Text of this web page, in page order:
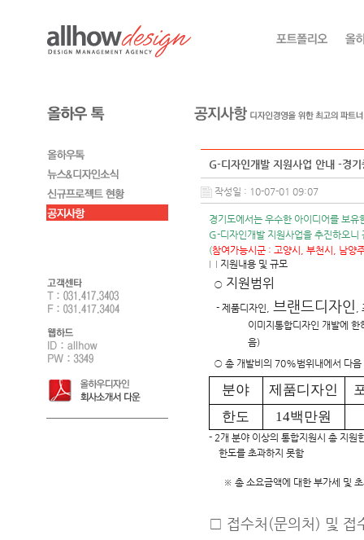
G-디자인개발 지원사업 안내 -경
작성일 : 10-07-01 09:07
경기도에서는 우수한 아이디어를 보유
G-디자인개발 지원사업을 추진하오니
(참여가능시군 : 고양시, 부천시, 남양
□ 지원내용 및 규모
○ 지원범위
- 제품디자인, 브랜드디자인
이미지통합디자인 개발에
음)
○ 총 개발비의 70%범위내에서 다음
분야 제품디자인
한도
14백만원
- 2개 분야 이상의 통합지원시 총 지원
한도를 초과하지 못함
※ 총 소요금액에 대한 부가세 및
□ 접수처(문의처) 및 접